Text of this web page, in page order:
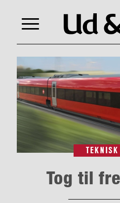
TEKNISK
Tog til